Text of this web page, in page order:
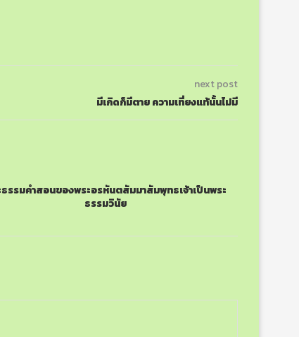
next post
มีเกิดก็มีตาย ความเที่ยงแท้นั้นไม่มี
รรมคำสอนของพระอรหันตสัมมาสัมพุทธเจ้าเป็นพระ
ธรรมวินัย